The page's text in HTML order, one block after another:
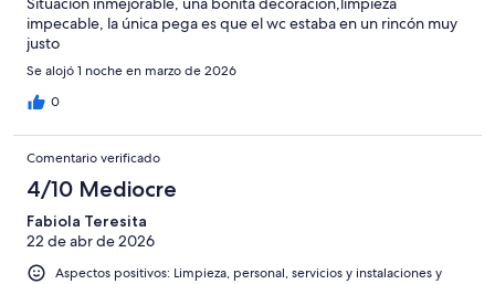
impecable, la única pega es que el wc estaba en un rincón muy
justo
Se alojó 1 noche en marzo de 2026
0
Comentario verificado
4/10 Mediocre
Fabiola Teresita
22 de abr de 2026
Aspectos positivos: Limpieza, personal, servicios y instalaciones y